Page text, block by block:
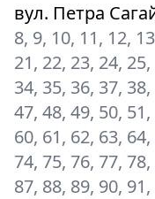
вул. Петра
8, 9, 10, 11, 12,
21, 22, 23, 24,
34, 35, 36, 37,
47, 48, 49, 50,
60, 61, 62, 63,
74, 75, 76, 77,
87, 88, 89, 90,